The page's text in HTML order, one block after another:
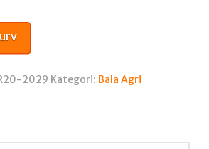
2029 Kategori: Bala Agri